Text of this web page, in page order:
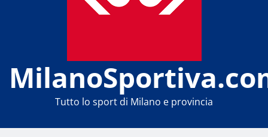
Tutto lo sport di Milano e provincia